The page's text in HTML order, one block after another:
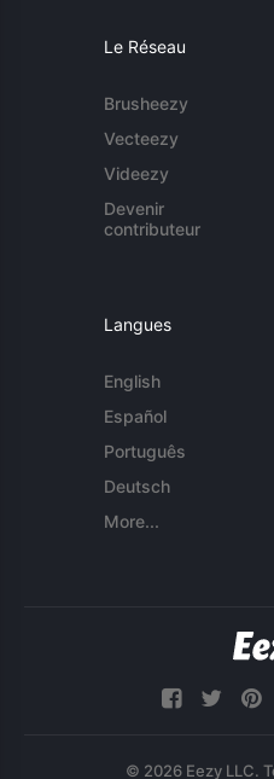
Le Réseau
Brusheezy
Vecteezy
Videezy
Devenir
contributeur
Langues
English
Español
Português
Deutsch
More...
© 2026 Eezy LLC.